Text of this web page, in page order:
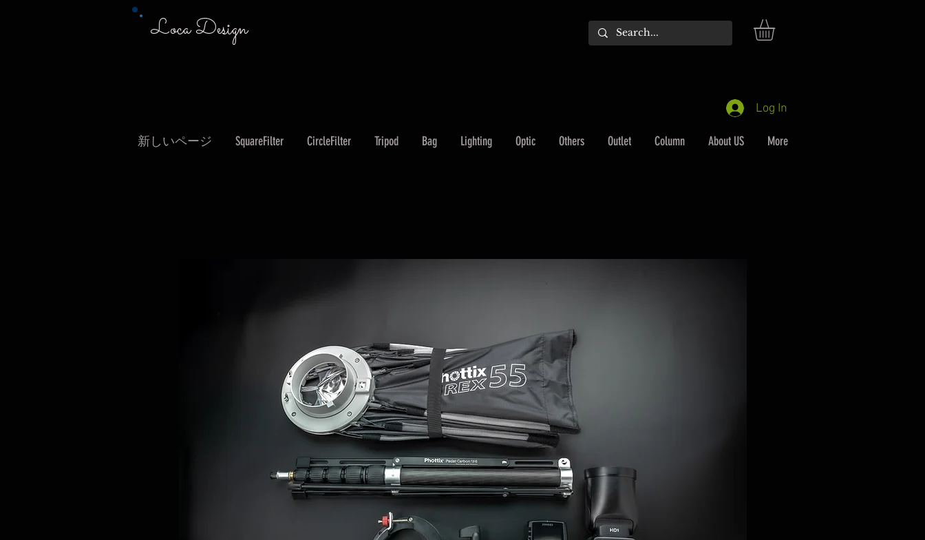
Loca Design
Log In
新しいページ SquareFilter CircleFilter Tripod Bag Lighting Optic Others Outlet Column About US More